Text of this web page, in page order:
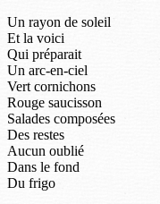
Un rayon de soleil
Et la voici
Qui préparait
Un arc-en-ciel
Vert cornichons
Rouge saucisson
Salades composées
Des restes
Aucun oublié
Dans le fond
Du frigo